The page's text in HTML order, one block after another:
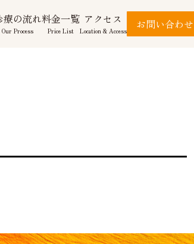
療の流れ
Our Process
料金一覧
Price List
アクセス
Location & Access お問い合わせ